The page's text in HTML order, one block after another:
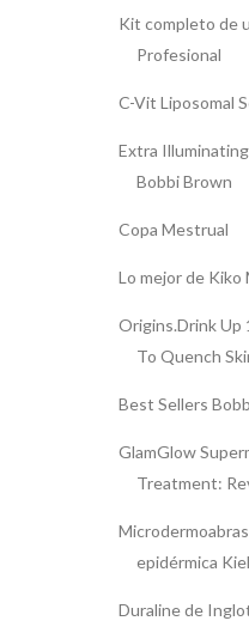
Kit completo de
Profesional
C-Vit Liposomal
Extra
Bobbi Brown
Copa Mestrual
Lo mejor de Kiko
Origins.Drink Up
To Quench
Best Sellers
GlamGlow
Treatment:
epidérmica
Duraline de